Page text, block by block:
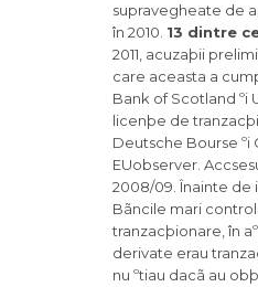
supravegheate de
în 2010. 13 dintre
2011, acuzaþii
care aceasta a
Bank of Scotland ºi
licenþe de
Deutsche Bourse
EUobserver.
2008/09. Înainte de
Bãncile mari
tranzacþionare, în
derivate erau
nu ºtiau dacã au